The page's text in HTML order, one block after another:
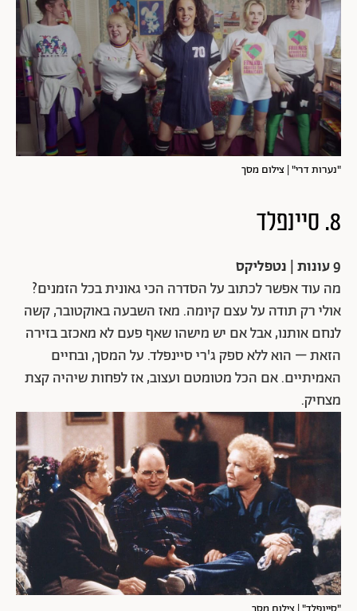
"נערות דרי" | צילום מסך
8. סיינפלד
9 עונות | נטפליקס
מה עוד אפשר לכתוב על הסדרה הכי גאונית בכל הזמנים?
אולי רק תודה על עצם קיומה. מאז השבעה באוקטובר, קשה
לנחם אותנו, אבל אם יש מישהו שאף פעם לא מאכזב בזירה
הזאת – הוא ללא ספק ג'רי סיינפלד. על המסך, ובחיים
האמיתיים. אם הכל מטומטם ועצוב, אז לפחות שיהיה קצת
מצחיק.